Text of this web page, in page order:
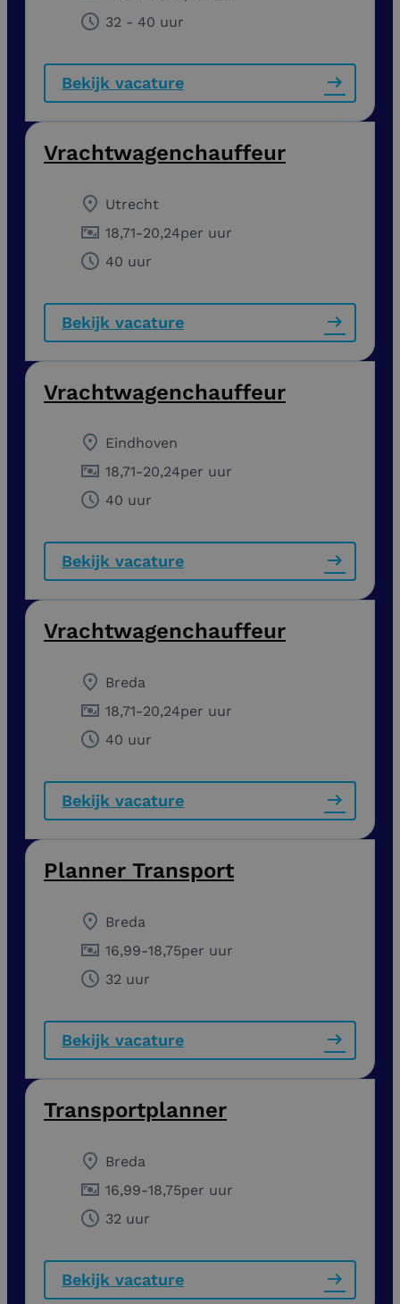
32 - 40 uur
Bekijk vacature
Vrachtwagenchauffeur
Utrecht
18,71-20,24per uur
40 uur
Bekijk vacature
Vrachtwagenchauffeur
Eindhoven
18,71-20,24per uur
40 uur
Bekijk vacature
Vrachtwagenchauffeur
Breda
18,71-20,24per uur
40 uur
Bekijk vacature
Planner Transport
Breda
16,99-18,75per uur
32 uur
Bekijk vacature
Transportplanner
Breda
16,99-18,75per uur
32 uur
Bekijk vacature